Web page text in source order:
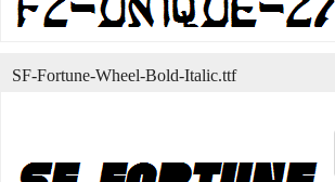
SF-Fortune-Wheel-Bold-Italic.ttf